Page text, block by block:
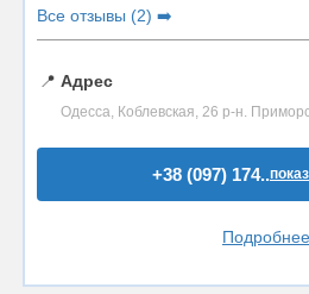
Все отзывы (2) ➡️
📍 Адрес
Одесса, Коблевская, 26 р-н.
+38 (097) 174..
Подробнее